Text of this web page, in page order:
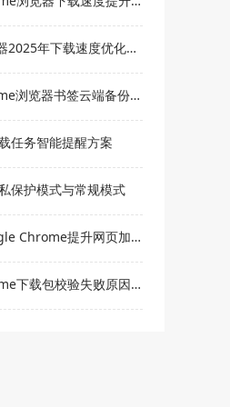
年下载速度优化方法
器书签云端备份与恢复技巧
任务智能提醒方案
保护模式与常规模式
提升网页加载与视频流畅度
载包校验失败原因分析